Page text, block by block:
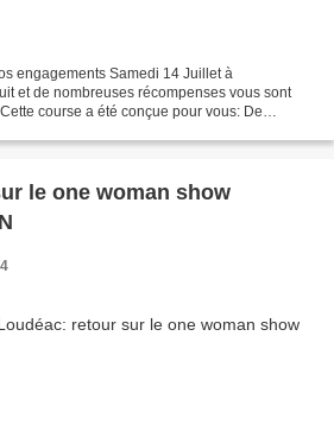
engagements Samedi 14 Juillet à
et de nombreuses récompenses vous sont
course a été conçue pour vous: De
le one woman show